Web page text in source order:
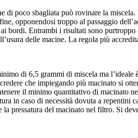
di poco sbagliata può rovinare la
opponendosi troppo al passaggio
bordi. Entrambi i risultati sono purtroppo
delle macine. La regola più
di 6,5 grammi di miscela ma l’ideale
che impiegando più macinato si
il minimo quantitativo di macinato
in caso di necessità dovuta a repentini
pressatura del macinato nel filtro. Si